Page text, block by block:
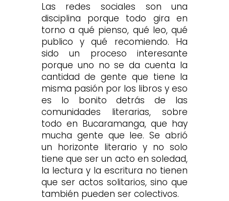
Las redes sociales son una
disciplina porque todo gira en
torno a qué pienso, qué leo, qué
publico y qué recomiendo. Ha
sido un proceso interesante
porque uno no se da cuenta la
cantidad de gente que tiene la
misma pasión por los libros y eso
es lo bonito detrás de las
comunidades literarias, sobre
todo en Bucaramanga, que hay
mucha gente que lee. Se abrió
un horizonte literario y no solo
tiene que ser un acto en soledad,
la lectura y la escritura no tienen
que ser actos solitarios, sino que
también pueden ser colectivos.